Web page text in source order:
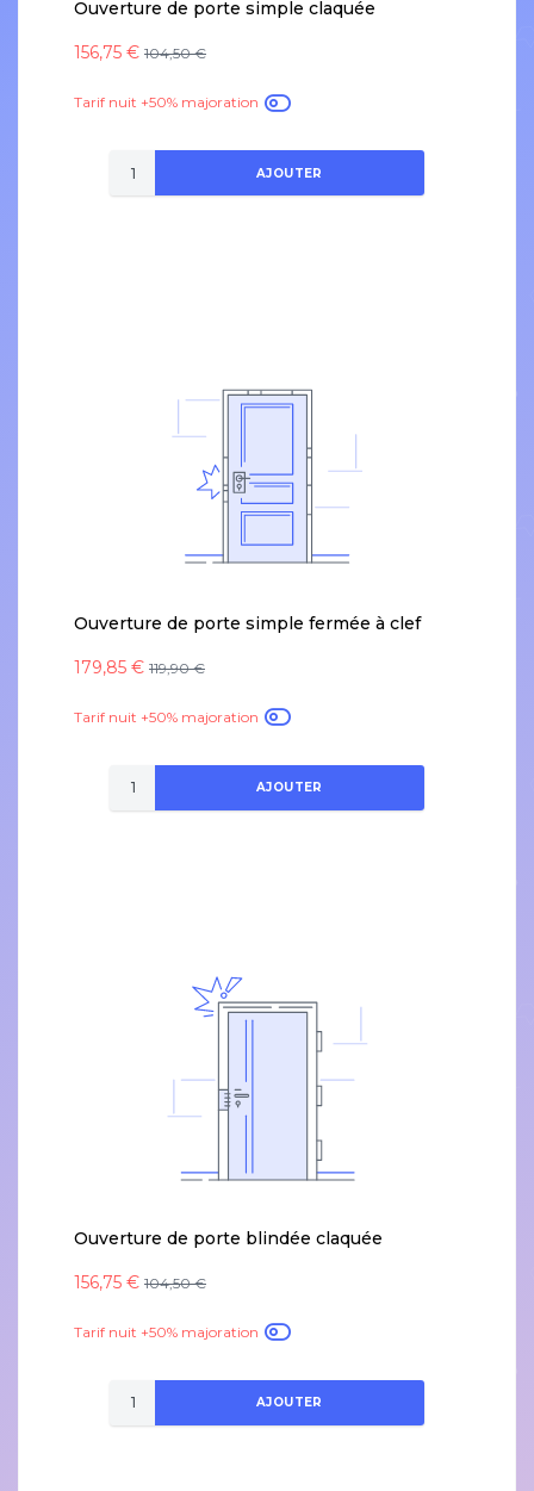
Ouverture de porte simple claquée
156,75 € 104,50 €
Tarif nuit +50% majoration
AJOUTER
Ouverture de porte simple fermée à clef
179,85 € 119,90 €
Tarif nuit +50% majoration
AJOUTER
Ouverture de porte blindée claquée
156,75 € 104,50 €
Tarif nuit +50% majoration
AJOUTER